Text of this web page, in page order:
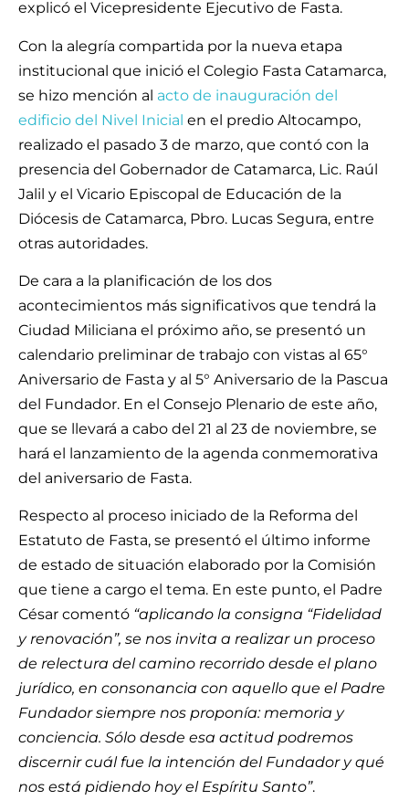
explicó el Vicepresidente Ejecutivo de Fasta.
Con la alegría compartida por la nueva etapa
institucional que inició el Colegio Fasta Catamarca,
se hizo mención al acto de inauguración del
edificio del Nivel Inicial en el predio Altocampo,
realizado el pasado 3 de marzo, que contó con la
presencia del Gobernador de Catamarca, Lic. Raúl
Jalil y el Vicario Episcopal de Educación de la
Diócesis de Catamarca, Pbro. Lucas Segura, entre
otras autoridades.
De cara a la planificación de los dos
acontecimientos más significativos que tendrá la
Ciudad Miliciana el próximo año, se presentó un
calendario preliminar de trabajo con vistas al 65°
Aniversario de Fasta y al 5° Aniversario de la Pascua
del Fundador. En el Consejo Plenario de este año,
que se llevará a cabo del 21 al 23 de noviembre, se
hará el lanzamiento de la agenda conmemorativa
del aniversario de Fasta.
Respecto al proceso iniciado de la Reforma del
Estatuto de Fasta, se presentó el último informe
de estado de situación elaborado por la Comisión
que tiene a cargo el tema. En este punto, el Padre
César comentó “aplicando la consigna “Fidelidad
y renovación”, se nos invita a realizar un proceso
de relectura del camino recorrido desde el plano
jurídico, en consonancia con aquello que el Padre
Fundador siempre nos proponía: memoria y
conciencia. Sólo desde esa actitud podremos
discernir cuál fue la intención del Fundador y qué
nos está pidiendo hoy el Espíritu Santo”.